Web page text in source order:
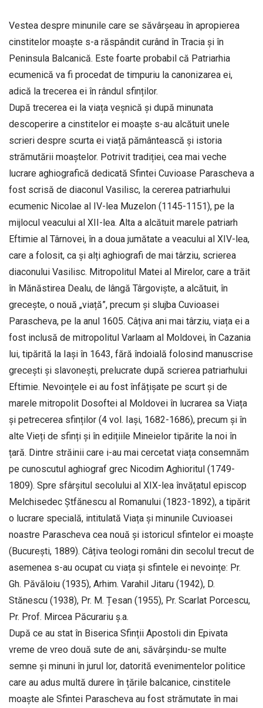
Vestea despre minunile care se săvârșeau în apropierea
cinstitelor moaște s-a răspândit curând în Tracia și în
Peninsula Balcanică. Este foarte probabil că Patriarhia
ecumenică va fi procedat de timpuriu la canonizarea ei,
adică la trecerea ei în rândul sfinților.
După trecerea ei la viața veșnică și după minunata
descoperire a cinstitelor ei moaște s-au alcătuit unele
scrieri despre scurta ei viață pământească și istoria
strămutării moaștelor. Potrivit tradiției, cea mai veche
lucrare aghiografică dedicată Sfintei Cuvioase Parascheva a
fost scrisă de diaconul Vasilisc, la cererea patriarhului
ecumenic Nicolae al IV-lea Muzelon (1145-1151), pe la
mijlocul veacului al XII-lea. Alta a alcătuit marele patriarh
Eftimie al Târnovei, în a doua jumătate a veacului al XIV-lea,
care a folosit, ca și alți aghiografi de mai târziu, scrierea
diaconului Vasilisc. Mitropolitul Matei al Mirelor, care a trăit
în Mănăstirea Dealu, de lângă Târgoviște, a alcătuit, în
grecește, o nouă „viață”, precum și slujba Cuvioasei
Parascheva, pe la anul 1605. Câțiva ani mai târziu, viața ei a
fost inclusă de mitropolitul Varlaam al Moldovei, în Cazania
lui, tipărită la Iași în 1643, fără îndoială folosind manuscrise
grecești și slavonești, prelucrate după scrierea patriarhului
Eftimie. Nevoințele ei au fost înfățișate pe scurt și de
marele mitropolit Dosoftei al Moldovei în lucrarea sa Viața
și petrecerea sfinților (4 vol. Iași, 1682-1686), precum și în
alte Vieți de sfinți și în edițiile Mineielor tipărite la noi în
țară. Dintre străinii care i-au mai cercetat viața consemnăm
pe cunoscutul aghiograf grec Nicodim Aghioritul (1749-
1809). Spre sfârșitul secolului al XIX-lea învățatul episcop
Melchisedec Ștfănescu al Romanului (1823-1892), a tipărit
o lucrare specială, intitulată Viața și minunile Cuvioasei
noastre Parascheva cea nouă și istoricul sfintelor ei moaște
(București, 1889). Câțiva teologi români din secolul trecut de
asemenea s-au ocupat cu viața și sfintele ei nevoințe: Pr.
Gh. Păvăloiu (1935), Arhim. Varahil Jitaru (1942), D.
Stănescu (1938), Pr. M. Țesan (1955), Pr. Scarlat Porcescu,
Pr. Prof. Mircea Păcurariu ș.a.
După ce au stat în Biserica Sfinții Apostoli din Epivata
vreme de vreo două sute de ani, săvârșindu-se multe
semne și minuni în jurul lor, datorită evenimentelor politice
care au adus multă durere în țările balcanice, cinstitele
moaște ale Sfintei Parascheva au fost strămutate în mai